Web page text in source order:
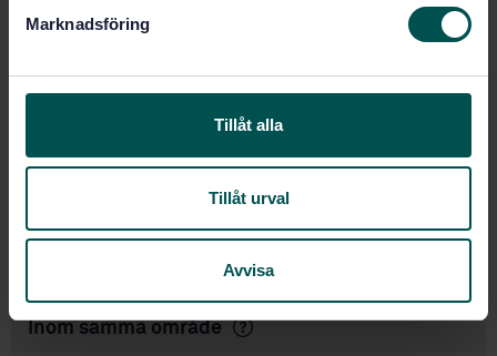
Marknadsföring
Tillåt alla
Tillåt urval
Avvisa
Engelska
Träbaserade skivor, SIS/TK
Internationell titel: Plywood - Calculation
method for some mechanical properties
Artikelnummer:STD-84737
Inom samma område